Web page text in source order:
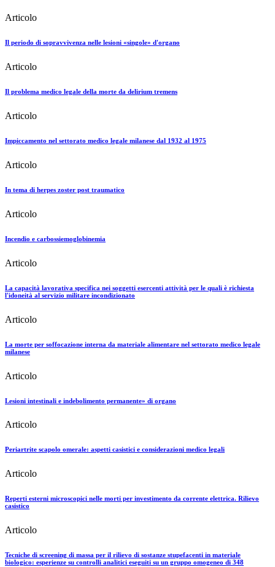
Articolo
Il periodo di sopravvivenza nelle lesioni «singole» d'organo
Articolo
Il problema medico legale della morte da delirium tremens
Articolo
Impiccamento nel settorato medico legale milanese dal 1932 al 1975
Articolo
In tema di herpes zoster post traumatico
Articolo
Incendio e carbossiemoglobinemia
Articolo
La capacità lavorativa specifica nei soggetti esercenti attività per le quali è richiesta
l'idoneità al servizio militare incondizionato
Articolo
La morte per soffocazione interna da materiale alimentare nel settorato medico legale
milanese
Articolo
Lesioni intestinali e indebolimento permanente» di organo
Articolo
Periartrite scapolo omerale: aspetti casistici e considerazioni medico legali
Articolo
Reperti esterni microscopici nelle morti per investimento da corrente elettrica. Rilievo
casistico
Articolo
Tecniche di screening di massa per il rilievo di sostanze stupefacenti in materiale
biologico: esperienze su controlli analitici eseguiti su un gruppo omogeneo di 348